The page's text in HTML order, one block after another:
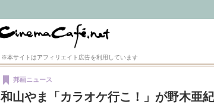
※本サイトはアフィリエイト広告を利用しています
和山やま「カラオケ行こ！」が野木亜
邦画ニュース